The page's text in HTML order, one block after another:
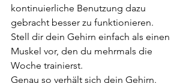
kontinuierliche Benutzung dazu
gebracht besser zu funktionieren.
Stell dir dein Gehirn einfach als einen
Muskel vor, den du mehrmals die
Woche trainierst.
Genau so verhält sich dein Gehirn.